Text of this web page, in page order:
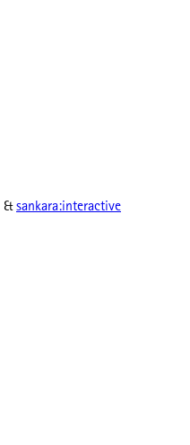
& sankara:interactive